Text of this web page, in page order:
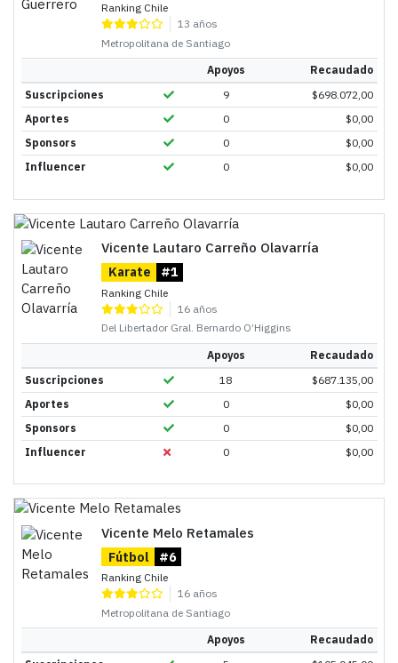
Ranking Chile
13 años
Metropolitana de Santiago
Apoyos
Recaudado
Suscripciones
9 $698.072,00
Aportes
0 $0,00
Sponsors
0 $0,00
Influencer
0 $0,00
Vicente Lautaro Carreño Olavarría
Karate #1
Ranking Chile
16 años
Del Libertador Gral. Bernardo O’Higgins
Apoyos
Recaudado
Suscripciones
18 $687.135,00
Aportes
0 $0,00
Sponsors
0 $0,00
Influencer
0 $0,00
Vicente Melo Retamales
Fútbol #6
Ranking Chile
16 años
Metropolitana de Santiago
Apoyos
Recaudado